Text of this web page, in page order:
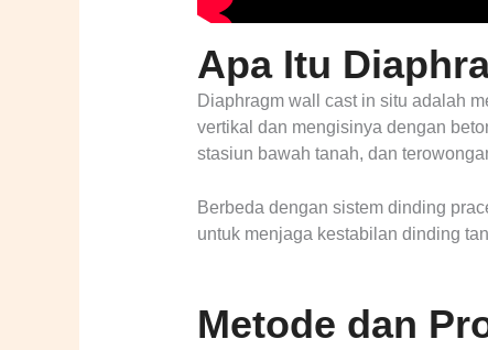
Apa Itu
Diaphragm wall cast in situ adalah
vertikal dan mengisinya dengan
stasiun bawah tanah, dan
Berbeda dengan sistem dinding
untuk menjaga kestabilan dinding
Metode dan